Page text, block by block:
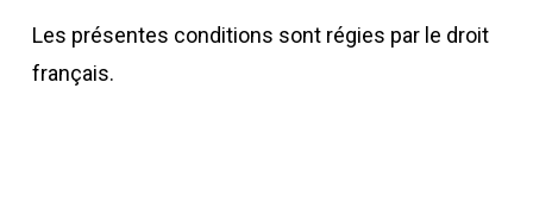
Les présentes conditions sont régies par le droit
français.